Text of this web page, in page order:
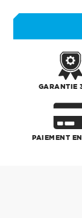
GARANTIE
PAIEMENT